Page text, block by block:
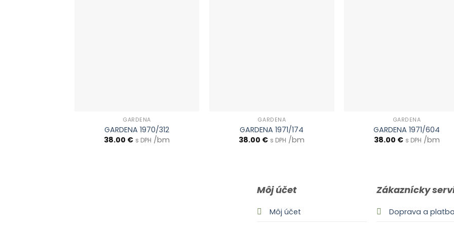
GARDENA
GARDENA 1970/312
38.00 € s DPH /bm
GARDENA
GARDENA 1971/174
38.00 € s DPH /bm
GARDENA
GARDENA 1971/604
38.00 € s DPH /bm
Môj účet
Môj účet
Zákaznícky
Doprava a platba